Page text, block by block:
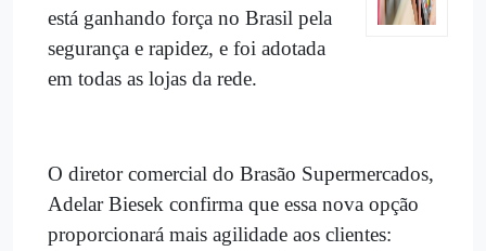
está ganhando força no Brasil pela
segurança e rapidez, e foi adotada
em todas as lojas da rede.
O diretor comercial do Brasão Supermercados,
Adelar Biesek confirma que essa nova opção
proporcionará mais agilidade aos clientes: